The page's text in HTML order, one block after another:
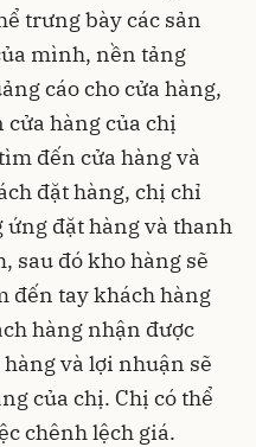
trưng bày các sản
mình, nền tảng
cáo cho cửa hàng,
hàng của chị
đến cửa hàng và
đặt hàng, chị chỉ
đặt hàng và thanh
sau đó kho hàng sẽ
đến tay khách hàng
hàng nhận được
và lợi nhuận sẽ
của chị. Chị có thể
chênh lệch giá.